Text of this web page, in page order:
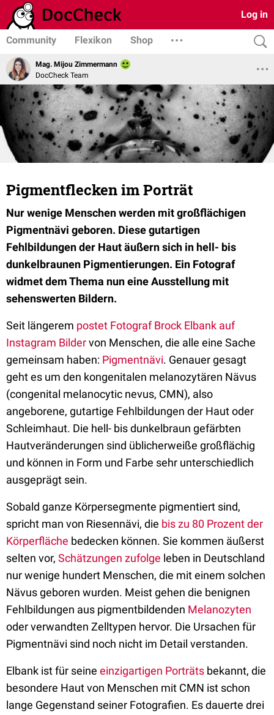
Log in
Community Flexikon Shop
Mag. Mijou Zimmermann
DocCheck Team
Pigmentflecken im Porträt
Nur wenige Menschen werden mit großflächigen
Pigmentnävi geboren. Diese gutartigen
Fehlbildungen der Haut äußern sich in hell- bis
dunkelbraunen Pigmentierungen. Ein Fotograf
widmet dem Thema nun eine Ausstellung mit
sehenswerten Bildern.
Seit längerem postet Fotograf Brock Elbank auf
Instagram Bildervon Menschen, die alle eine Sache
gemeinsam haben: Pigmentnävi. Genauer gesagt
geht es um den kongenitalen melanozytären Nävus
(congenital melanocytic nevus, CMN), also
angeborene, gutartige Fehlbildungen der Haut oder
Schleimhaut. Die hell- bis dunkelbraun gefärbten
Hautveränderungen sind üblicherweiße großflächig
und können in Form und Farbe sehr unterschiedlich
ausgeprägt sein.
Sobald ganze Körpersegmente pigmentiert sind,
spricht man von Riesennävi, die bis zu 80 Prozent der
Körperfläche bedecken können. Sie kommen äußerst
selten vor, Schätzungen zufolge leben in Deutschland
nur wenige hundert Menschen, die mit einem solchen
Nävus geboren wurden. Meist gehen die benignen
Fehlbildungen aus pigmentbildenden Melanozyten
oder verwandten Zelltypen hervor. Die Ursachen für
Pigmentnävi sind noch nicht im Detail verstanden.
Elbank ist für seine einzigartigen Porträts bekannt, die
besondere Haut von Menschen mit CMN ist schon
lange Gegenstand seiner Fotografien. Es dauerte drei